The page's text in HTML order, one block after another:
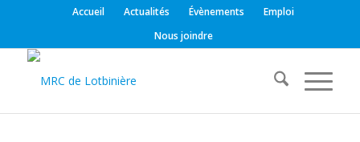
Accueil Actualités Évènements
Emploi
Nous joindre